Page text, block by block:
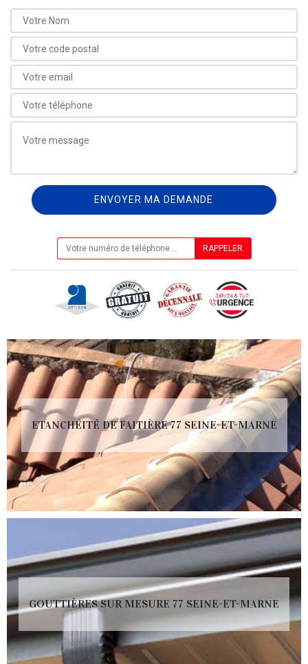
ETANCHÉITÉ DE FAITIÈRE 77 SEINE-ET-MARNE
GOUTTIÈRES SUR MESURE 77 SEINE-ET-MARNE